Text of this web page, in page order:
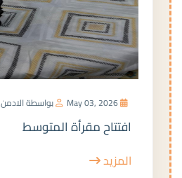
بواسطة الادمن
افتتاح مقرأة المتوسط
المزيد